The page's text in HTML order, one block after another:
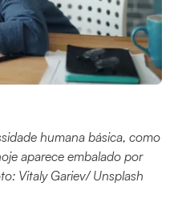
humana básica, como
aparece embalado por
Vitaly Gariev/ Unsplash